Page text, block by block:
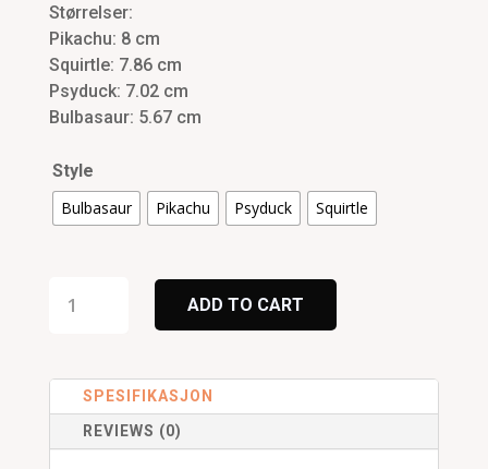
Størrelser:
Pikachu: 8 cm
Squirtle: 7.86 cm
Psyduck: 7.02 cm
Bulbasaur: 5.67 cm
Style
Bulbasaur
Pikachu Psyduck Squirtle
Action
Figure
ADD TO CART
SPESIFIKASJON
REVIEWS (0)